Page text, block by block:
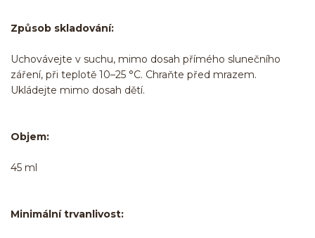
Způsob skladování:
Uchovávejte v suchu, mimo dosah přímého slunečního
záření, při teplotě 10–25 °C. Chraňte před mrazem.
Ukládejte mimo dosah dětí.
Objem:
45 ml
Minimální trvanlivost: